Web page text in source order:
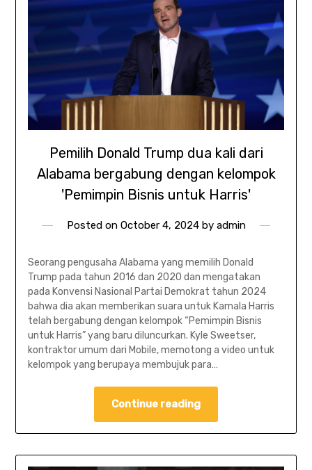
Pemilih Donald Trump dua kali dari
Alabama bergabung dengan kelompok
'Pemimpin Bisnis untuk Harris'
Posted on October 4, 2024by admin
Seorang pengusaha Alabama yang memilih Donald
Trump pada tahun 2016 dan 2020 dan mengatakan
pada Konvensi Nasional Partai Demokrat tahun 2024
bahwa dia akan memberikan suara untuk Kamala Harris
telah bergabung dengan kelompok “Pemimpin Bisnis
untuk Harris” yang baru diluncurkan. Kyle Sweetser,
kontraktor umum dari Mobile, memotong a video untuk
kelompok yang berupaya membujuk para…
Continue reading